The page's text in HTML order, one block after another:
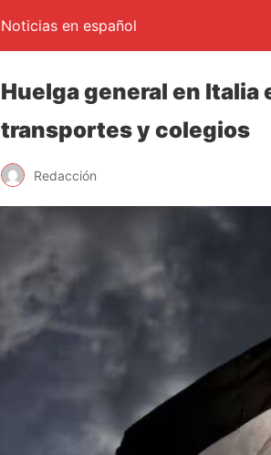
Noticias en español
Huelga general en Italia
transportes y colegios
Redacción